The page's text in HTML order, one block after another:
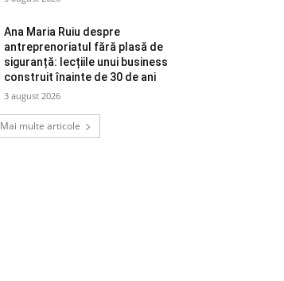
Ana Maria Ruiu despre
antreprenoriatul fără plasă de
siguranță: lecțiile unui business
construit înainte de 30 de ani
3 august 2026
Mai multe articole